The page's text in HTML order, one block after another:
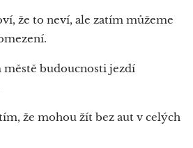
že to neví, ale zatím můžeme
budoucnosti jezdí
že mohou žít bez aut v celých